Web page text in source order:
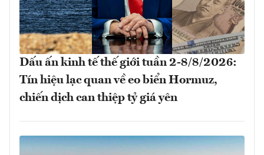
Dấu ấn kinh tế thế giới tuần 2-8/8/2026:
Tín hiệu lạc quan về eo biển Hormuz,
chiến dịch can thiệp tỷ giá yên